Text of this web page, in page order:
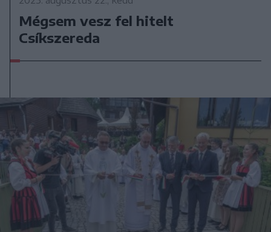
Mégsem vesz fel hitelt
Csíkszereda